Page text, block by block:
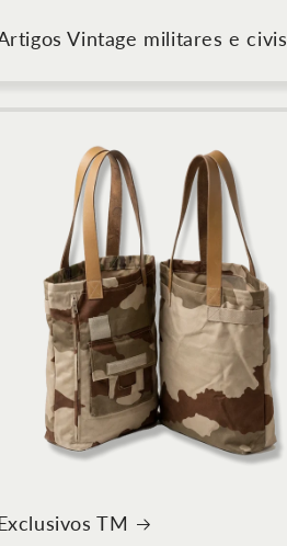
Vintage militares e civis
TM